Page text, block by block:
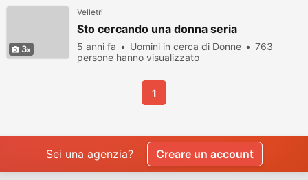
3
Velletri
Sto cercando una donna seria
5 anni fa Uomini in cerca di Donne
763
persone hanno visualizzato
1
Sei una agenzia? Creare un account